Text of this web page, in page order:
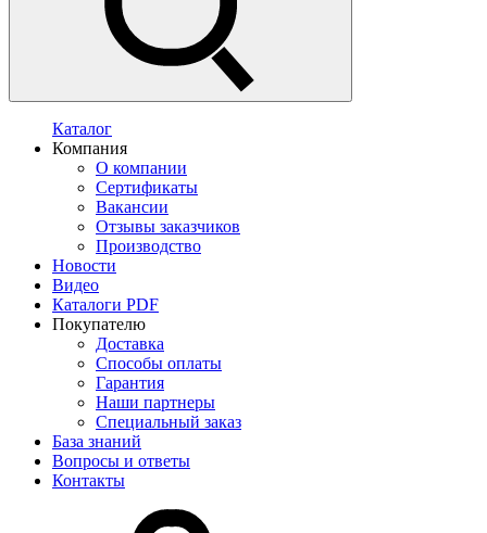
Каталог
Компания
О компании
Сертификаты
Вакансии
Отзывы заказчиков
Производство
Новости
Видео
Каталоги PDF
Покупателю
Доставка
Способы оплаты
Гарантия
Наши партнеры
Специальный заказ
База знаний
Вопросы и ответы
Контакты